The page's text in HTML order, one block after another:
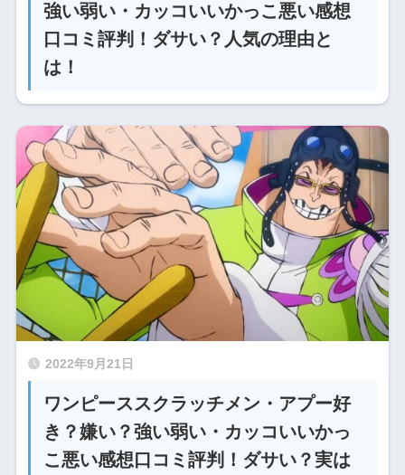
強い弱い・カッコいいかっこ悪い感想
口コミ評判！ダサい？人気の理由と
は！
2022年9月21日
ワンピーススクラッチメン・アプー好
き？嫌い？強い弱い・カッコいいかっ
こ悪い感想口コミ評判！ダサい？実は